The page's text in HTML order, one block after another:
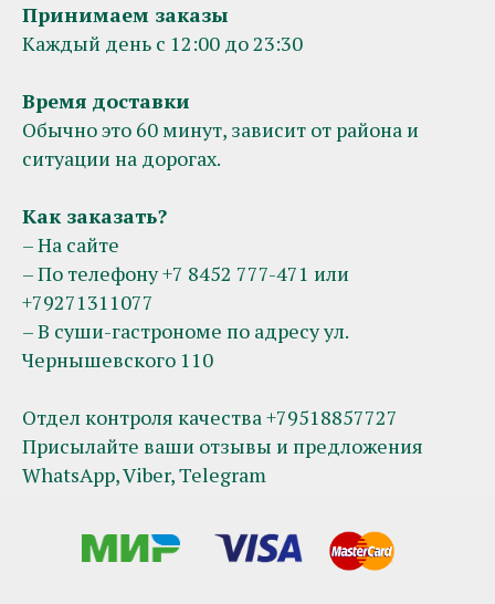
Принимаем заказы
Каждый день с 12:00 до 23:30
Время доставки
Обычно это 60 минут, зависит от района и
ситуации на дорогах.
Как заказать?
– На сайте
– По телефону +7 8452 777-471 или
+79271311077
– В суши-гастрономе по адресу ул.
Чернышевского 110
Отдел контроля качества +79518857727
Присылайте ваши отзывы и предложения
WhatsApp, Viber, Telegram